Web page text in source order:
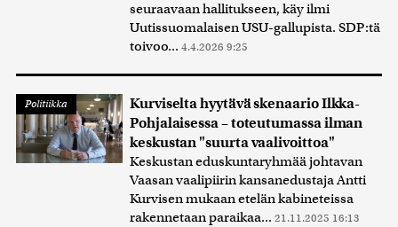
seuraavaan hallitukseen, käy ilmi
Uutissuomalaisen USU-gallupista. SDP:tä
toivoo... 4.4.2026 9:25
Politiikka
Kurviselta hyytävä skenaario Ilkka-
Pohjalaisessa – toteutumassa ilman
keskustan "suurta vaalivoittoa"
Keskustan eduskuntaryhmää johtavan
Vaasan vaalipiirin kansanedustaja Antti
Kurvisen mukaan etelän kabineteissa
rakennetaan paraikaa... 21.11.2025 16:13